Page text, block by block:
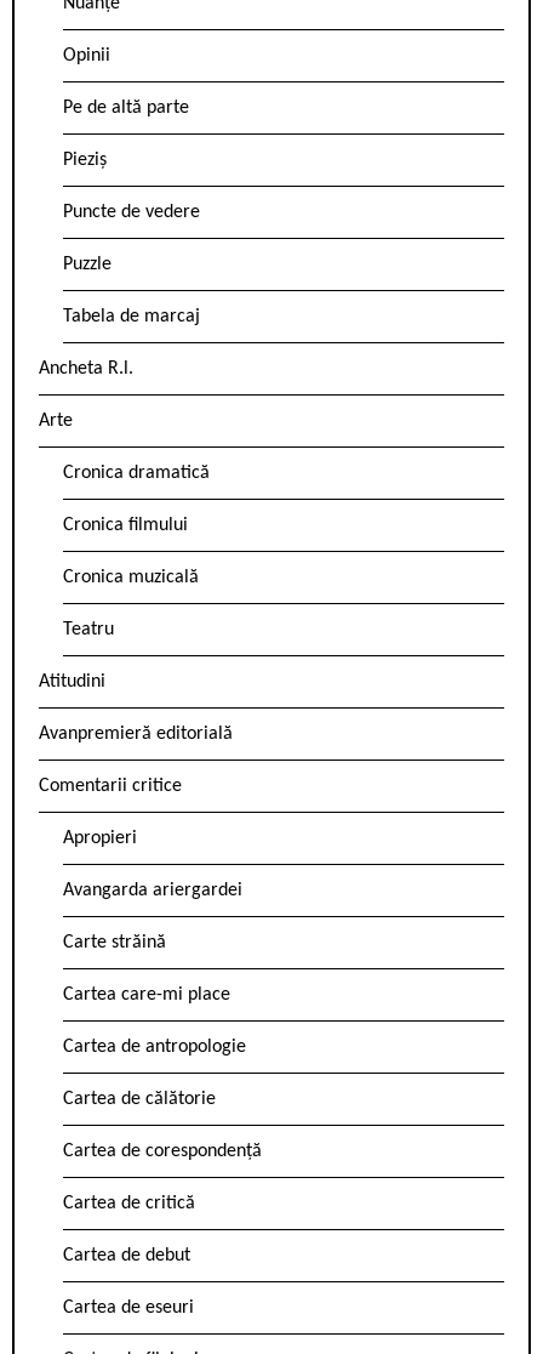
Nuanțe
Opinii
Pe de altă parte
Pieziș
Puncte de vedere
Puzzle
Tabela de marcaj
Ancheta R.l.
Arte
Cronica dramatică
Cronica filmului
Cronica muzicală
Teatru
Atitudini
Avanpremieră editorială
Comentarii critice
Apropieri
Avangarda ariergardei
Carte străină
Cartea care-mi place
Cartea de antropologie
Cartea de călătorie
Cartea de corespondență
Cartea de critică
Cartea de debut
Cartea de eseuri